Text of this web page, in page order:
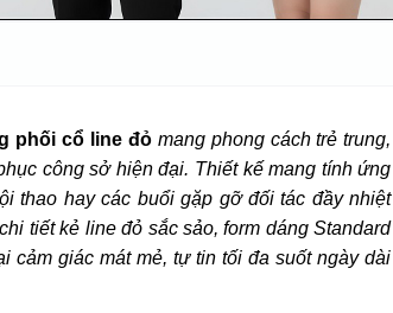
phối cổ line đỏmang phong cách trẻ trung,
công sở hiện đại. Thiết kế mang tính ứng
thao hay các buổi gặp gỡ đối tác đầy nhiệt
tiết kẻ line đỏ sắc sảo, form dáng Standard
cảm giác mát mẻ, tự tin tối đa suốt ngày dài